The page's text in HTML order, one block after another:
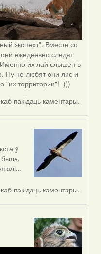
эксперт". Вместе со
ежедневно следят
их лай слышен в
Ну не любят они лис и
"их территории"! )))
каб пакідаць каментары.
ў
каб пакідаць каментары.